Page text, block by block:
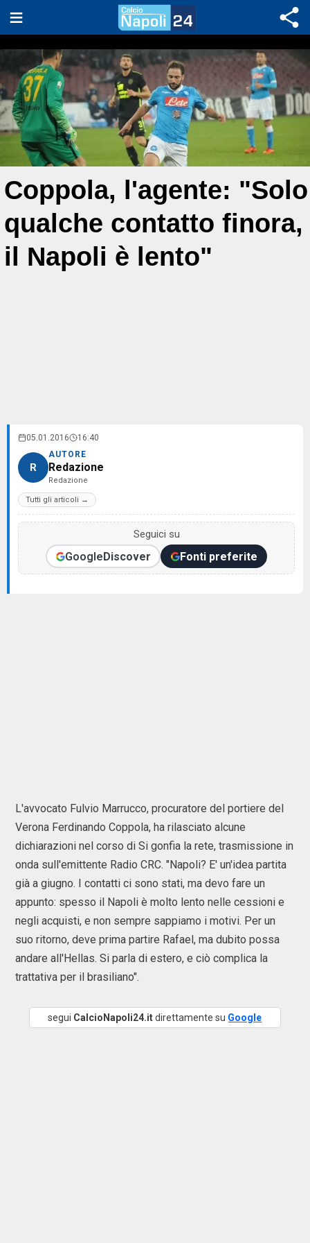
Coppola, l'agente: "Solo
qualche contatto finora,
il Napoli è lento"
05.01.2016 16:40
R
AUTORE
Redazione
Redazione
Tutti gli articoli →
Seguici su
GoogleDiscover Fonti preferite
L'avvocato Fulvio Marrucco, procuratore del portiere del
Verona Ferdinando Coppola, ha rilasciato alcune
dichiarazioni nel corso di Si gonfia la rete, trasmissione in
onda sull'emittente Radio CRC. "Napoli? E' un'idea partita
già a giugno. I contatti ci sono stati, ma devo fare un
appunto: spesso il Napoli è molto lento nelle cessioni e
negli acquisti, e non sempre sappiamo i motivi. Per un
suo ritorno, deve prima partire Rafael, ma dubito possa
andare all'Hellas. Si parla di estero, e ciò complica la
trattativa per il brasiliano".
segui CalcioNapoli24.itdirettamente su Google